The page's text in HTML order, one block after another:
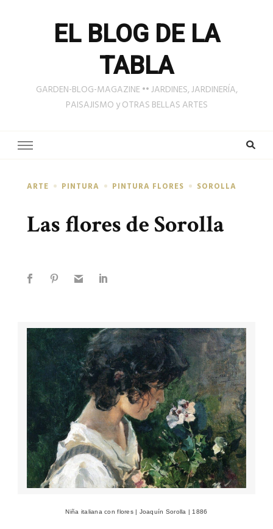
EL BLOG DE LA
TABLA
GARDEN-BLOG-MAGAZINE •• JARDINES, JARDINERÍA,
PAISAJISMO y OTRAS BELLAS ARTES
ARTE PINTURA PINTURA FLORES SOROLLA
Las flores de Sorolla
Niña italiana con flores | Joaquín Sorolla | 1886